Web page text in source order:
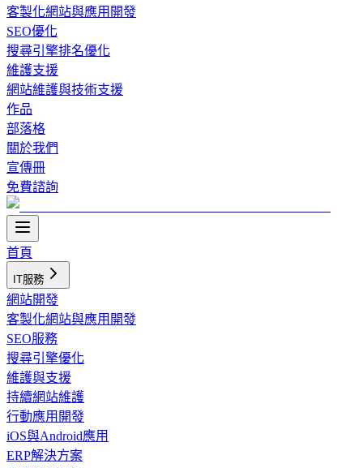
客製化網站與應用開發
SEO優化
搜尋引擎排名優化
維護支援
網站維護與技術支援
作品
部落格
關於我們
宣傳冊
免費諮詢
首頁
IT服務
網站開發
客製化網站與應用開發
SEO服務
搜尋引擎優化
維護與支援
持續網站維護
行動應用開發
iOS與Android應用
ERP解決方案